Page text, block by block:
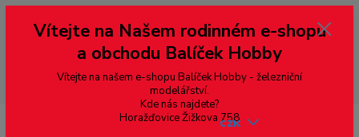
--- pro zákazníky ze Slovenska a jiných zemí, pokud chcete platit v eurech
přepněte si e-shop na euro 💶 pro přepočet měny - pravý horní roh ---
dobírky – pokud si z nějakého důvodu zásilku nevyzvednete, bude po
domluvě zaslána znovu s opětovnou platbou za poštovné, v opačném
případě bude zrušena a účet přidán na blacklist a rušeny následující
objednávky.
CZK
Vítejte na Našem rodinném e-shopu
a obchodu Balíček Hobby
Vítejte na našem e-shopu Balíček Hobby - železniční
modelářství.
Kde nás najdete?
Horažďovice Žižkova 758